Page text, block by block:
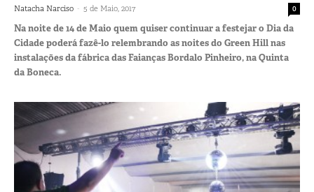
Natacha Narciso - 5 de Maio, 2017 0
Na noite de 14 de Maio quem quiser continuar a festejar o Dia da
Cidade poderá fazê-lo relembrando as noites do Green Hill nas
instalações da fábrica das Faianças Bordalo Pinheiro, na Quinta
da Boneca.